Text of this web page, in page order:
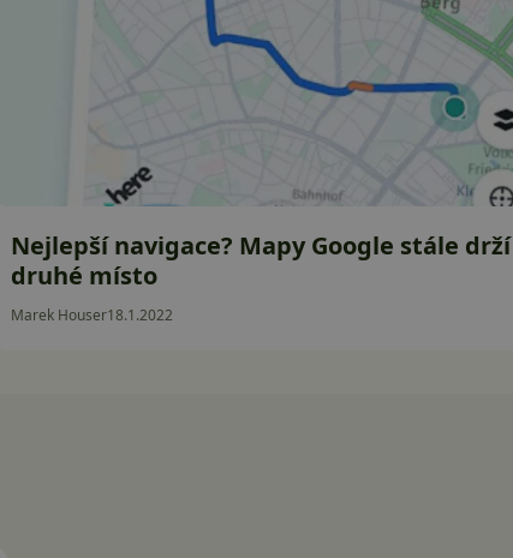
Nejlepší navigace? Mapy Google stále
druhé místo
Marek Houser18.1.2022